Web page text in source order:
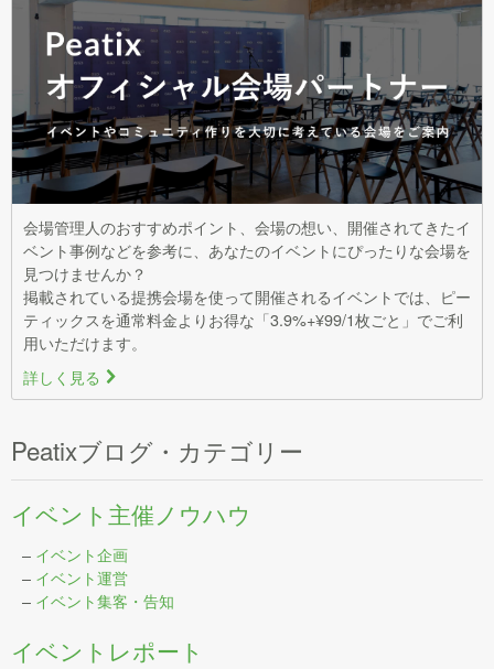
会場管理人のおすすめポイント、会場の想い、開催されてきたイ
ベント事例などを参考に、あなたのイベントにぴったりな会場を
見つけませんか？
掲載されている提携会場を使って開催されるイベントでは、ピー
ティックスを通常料金よりお得な「3.9%+¥99/1枚ごと」でご利
用いただけます。
詳しく見る >
Peatixブログ・カテゴリー
イベント主催ノウハウ
– イベント企画
– イベント運営
– イベント集客・告知
イベントレポート